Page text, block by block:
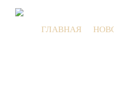
ГЛАВНАЯ